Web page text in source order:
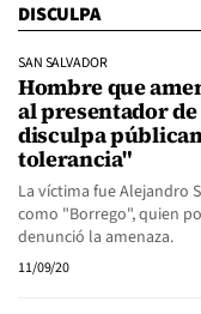
DISCULPA
SAN SALVADOR
Hombre que
al presentador de
disculpa
tolerancia"
La víctima fue Alejandro
como "Borrego", quien
denunció la amenaza.
11/09/20